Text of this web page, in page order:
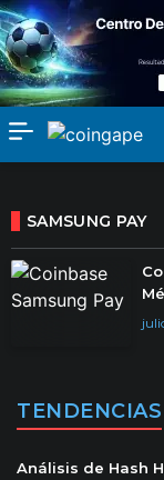
SAMSUNG PAY
TENDENCIAS
Análisis de Hash